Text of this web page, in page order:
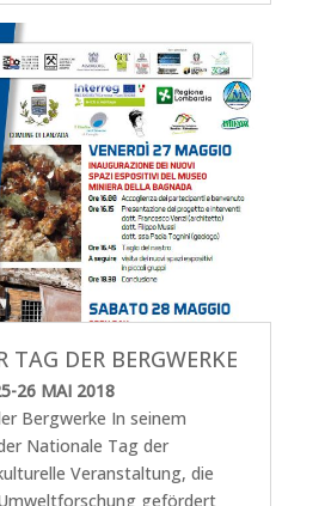
DER BERGWERKE
26 MAI 2018
Bergwerke In seinem
Nationale Tag der
Veranstaltung, die
gefördert